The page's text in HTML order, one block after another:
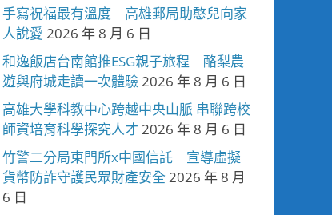
手寫祝福最有溫度 高雄郵局助憨兒向家
人說愛 2026 年 8 月 6 日
和逸飯店台南館推ESG親子旅程 酪梨農
遊與府城走讀一次體驗2026 年 8 月 6 日
高雄大學科教中心跨越中央山脈 串聯跨校
師資培育科學探究人才 2026 年 8 月 6 日
竹警二分局東門所x中國信託 宣導虛擬
貨幣防詐守護民眾財產安全 2026 年 8 月
6 日